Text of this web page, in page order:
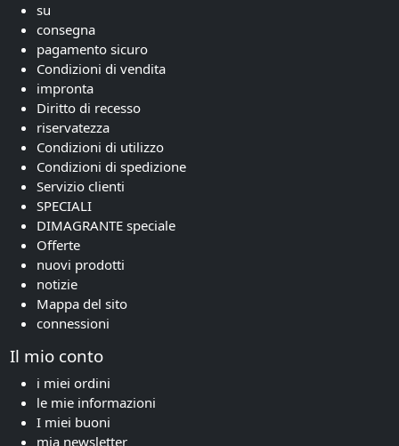
su
consegna
pagamento sicuro
Condizioni di vendita
impronta
Diritto di recesso
riservatezza
Condizioni di utilizzo
Condizioni di spedizione
Servizio clienti
SPECIALI
DIMAGRANTE speciale
Offerte
nuovi prodotti
notizie
Mappa del sito
connessioni
Il mio conto
i miei ordini
le mie informazioni
I miei buoni
mia newsletter